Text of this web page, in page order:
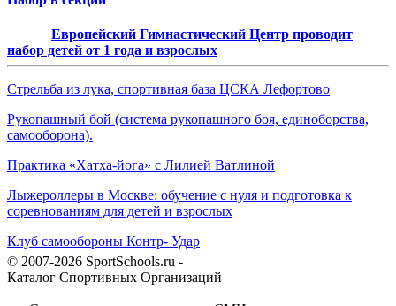
Европейский Гимнастический Центр проводит
набор детей от 1 года и взрослых
Стрельба из лука, спортивная база ЦСКА Лефортово
Рукопашный бой (система рукопашного боя, единоборства,
самооборона).
Практика «Хатха-йога» с Лилией Ватлиной
Лыжероллеры в Москве: обучение с нуля и подготовка к
соревнованиям для детей и взрослых
Клуб самообороны Контр- Удар
© 2007-2026 SportSchools.ru -
Каталог Спортивных Организаций